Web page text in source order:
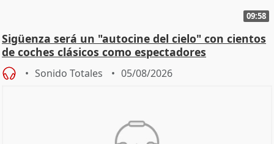
09:58
Sigüenza será un "autocine del cielo" con cientos
de coches clásicos como espectadores
Sonido Totales 05/08/2026